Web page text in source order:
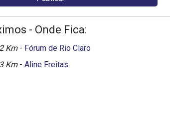
- Onde Fica:
Km - Fórum de Rio Claro
Km - Aline Freitas